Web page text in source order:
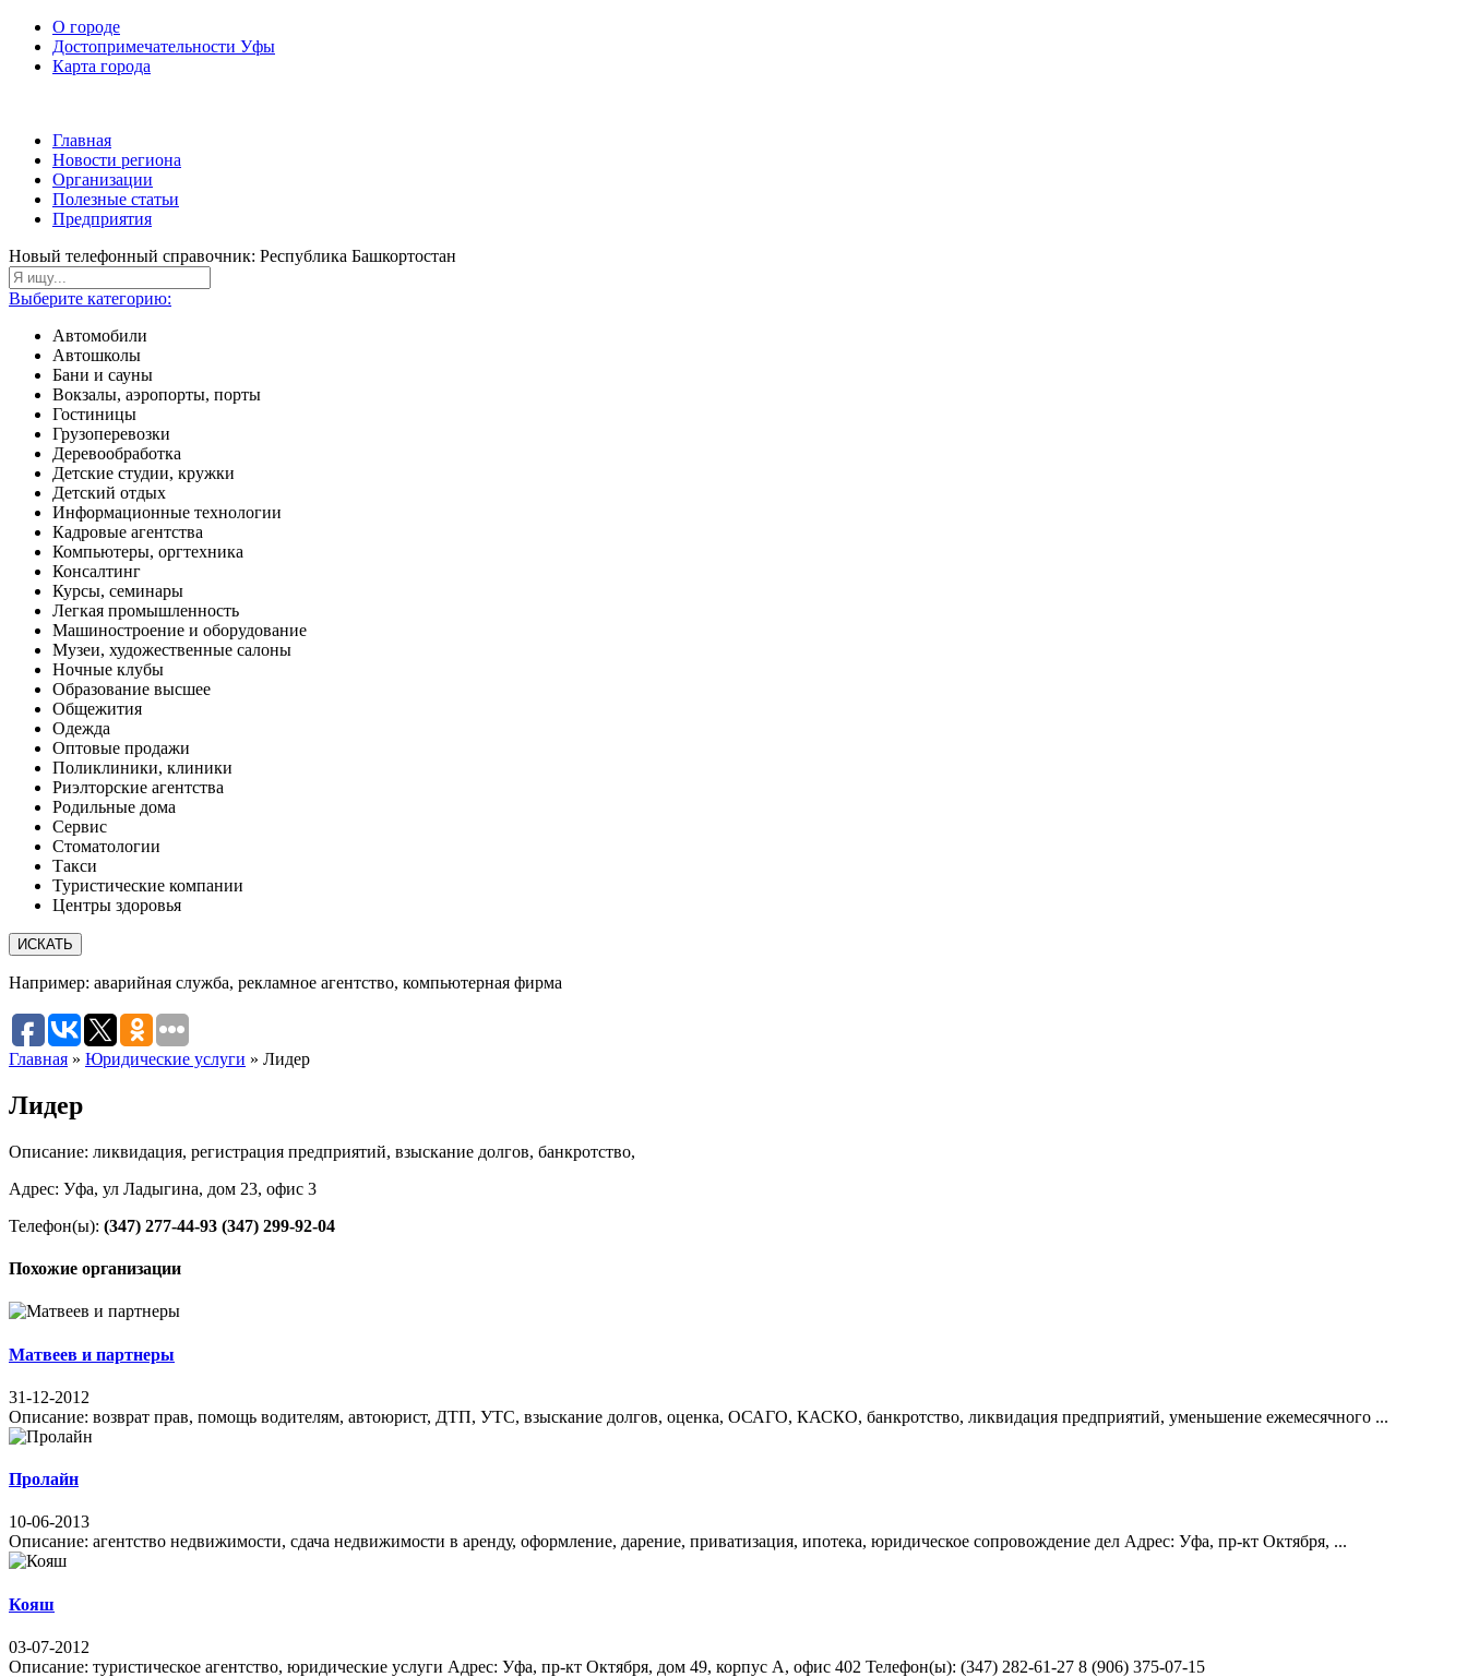
О городе
Достопримечательности Уфы
Карта города
Главная
Новости региона
Организации
Полезные статьи
Предприятия
Новый телефонный справочник: Республика Башкортостан
Выберите категорию:
Автомобили
Автошколы
Бани и сауны
Вокзалы, аэропорты, порты
Гостиницы
Грузоперевозки
Деревообработка
Детские студии, кружки
Детский отдых
Информационные технологии
Кадровые агентства
Компьютеры, оргтехника
Консалтинг
Курсы, семинары
Легкая промышленность
Машиностроение и оборудование
Музеи, художественные салоны
Ночные клубы
Образование высшее
Общежития
Одежда
Оптовые продажи
Поликлиники, клиники
Риэлторские агентства
Родильные дома
Сервис
Стоматологии
Такси
Туристические компании
Центры здоровья
Например: аварийная служба, рекламное агентство, компьютерная фирма
Главная » Юридические услуги » Лидер
Лидер
Описание: ликвидация, регистрация предприятий, взыскание долгов, банкротство,
Адрес: Уфа, ул Ладыгина, дом 23, офис 3
Телефон(ы): (347) 277-44-93 (347) 299-92-04
Похожие организации
Матвеев и партнеры
31-12-2012
Описание: возврат прав, помощь водителям, автоюрист, ДТП, УТС, взыскание долгов, оценка, ОСАГО, КАСКО, банкротство, ликвидация предприятий, уменьшение ежемесячного ...
Пролайн
10-06-2013
Описание: агентство недвижимости, сдача недвижимости в аренду, оформление, дарение, приватизация, ипотека, юридическое сопровождение дел Адрес: Уфа, пр-кт Октября, ...
Кояш
03-07-2012
Описание: туристическое агентство, юридические услуги Адрес: Уфа, пр-кт Октября, дом 49, корпус А, офис 402 Телефон(ы): (347) 282-61-27 8 (906) 375-07-15